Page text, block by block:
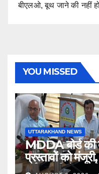
बीएलओ, बूथ जाने की नहीं
YOU MISSED
UTTARAKHAND NEWS
MDDA बोर्ड
प्रस्तावों को
पर्यटन